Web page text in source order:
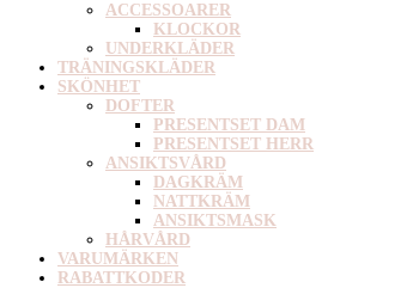
ACCESSOARER
KLOCKOR
UNDERKLÄDER
TRÄNINGSKLÄDER
SKÖNHET
DOFTER
PRESENTSET DAM
PRESENTSET HERR
ANSIKTSVÅRD
DAGKRÄM
NATTKRÄM
ANSIKTSMASK
HÅRVÅRD
VARUMÄRKEN
RABATTKODER